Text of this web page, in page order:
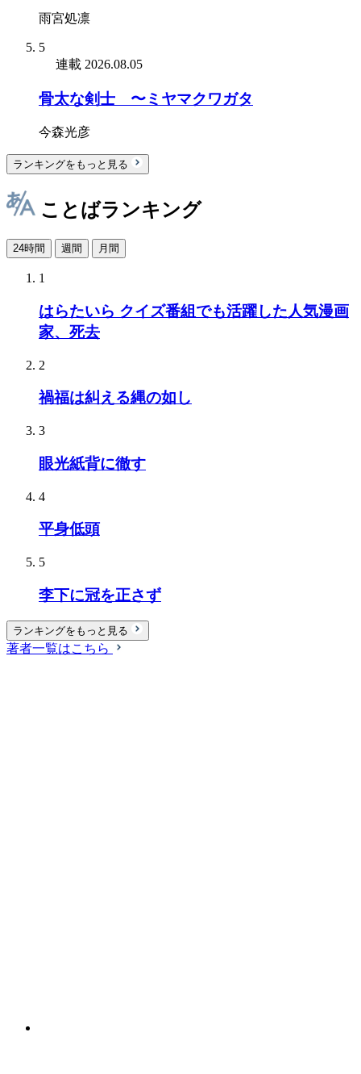
雨宮処凛
5
連載 2026.08.05
骨太な剣士 〜ミヤマクワガタ
今森光彦
ランキングをもっと見る
ことばランキング
24時間 週間 月間
1
はらたいら クイズ番組でも活躍した人気漫画
家、死去
2
禍福は糾える縄の如し
3
眼光紙背に徹す
4
平身低頭
5
李下に冠を正さず
ランキングをもっと見る
著者一覧はこちら